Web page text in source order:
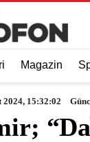
Magazin
15:32:02